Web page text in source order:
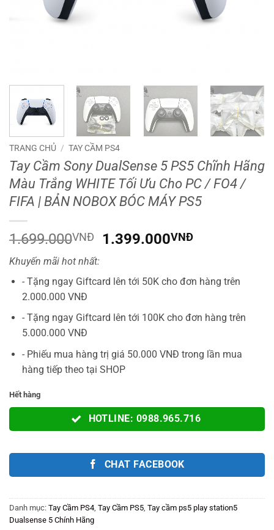
TRANG CHỦ / TAY CẦM PS4
Tay Cầm Sony DualSense 5 PS5 Chĩnh Hãng
Màu Trắng WHITE Tối Ưu Cho PC / FO4 /
FIFA | BẢN NOBOX BÓC MÁY PS5
1.699.000VNĐ
Giá
1.699.000VNĐ.
1.399.000VNĐGiá
là:
Khuyến mãi hot nhất:
- Tặng ngay Giftcard lên tới 50K cho đơn hàng trên
2.000.000 VNĐ
- Tặng ngay Giftcard lên tới 100K cho đơn hàng trên
5.000.000 VNĐ
- Phiếu mua hàng trị giá 50.000 VNĐ trong lần mua
hàng tiếp theo tại SHOP
Hết hàng
HOTLINE: 0988.965.716
CHAT FACEBOOK
Danh mục: Tay Cầm PS4 Tay Cầm PS5 Tay cầm ps5 play station5
Dualsense 5 Chính Hãng